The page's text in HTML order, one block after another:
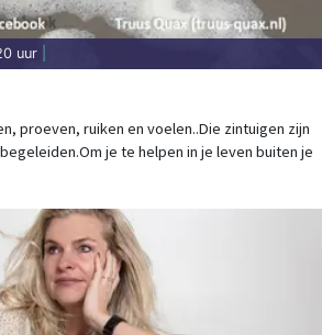
uur
proeven, ruiken en voelen..Die zintuigen zijn
je te helpen in je leven buiten je